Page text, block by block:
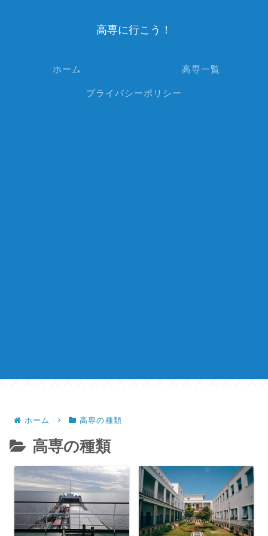
高専に行こう！
ホーム 高専一覧
プライバシーポリシー
ホーム 高専の種類
高専の種類